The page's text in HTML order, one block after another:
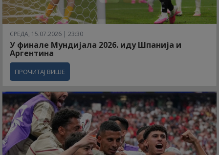
СРЕДА, 15.07.2026 | 23:30
У финале Мундијала 2026. иду Шпанија и
Аргентина
ПРОЧИТАЈ ВИШЕ